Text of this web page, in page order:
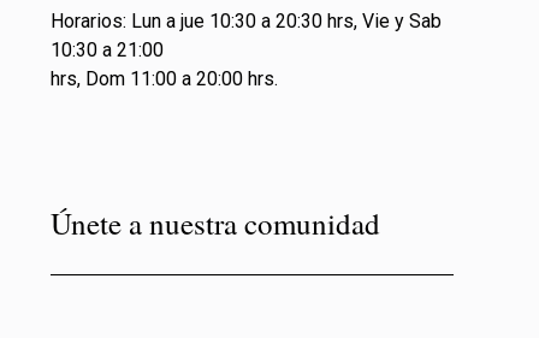
Horarios: Lun a jue 10:30 a 20:30 hrs, Vie y Sab
10:30 a 21:00
hrs, Dom 11:00 a 20:00 hrs.
Únete a nuestra comunidad